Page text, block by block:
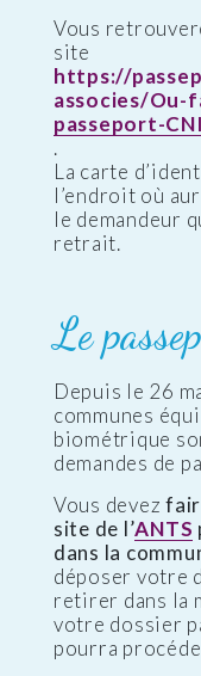
Vous
site
https://
associes/Ou-
passeport-CNI
.
La carte
l’endroit où
le demandeur
retrait.
Le
Depuis le 26
communes
biométrique
demandes de
Vous devez
site de l’ANTS
dans la
déposer votre
retirer dans la
votre dossier
pourra